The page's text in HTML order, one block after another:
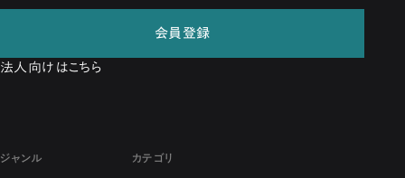
会員登録
法人向けはこちら
ジャンル カテゴリ